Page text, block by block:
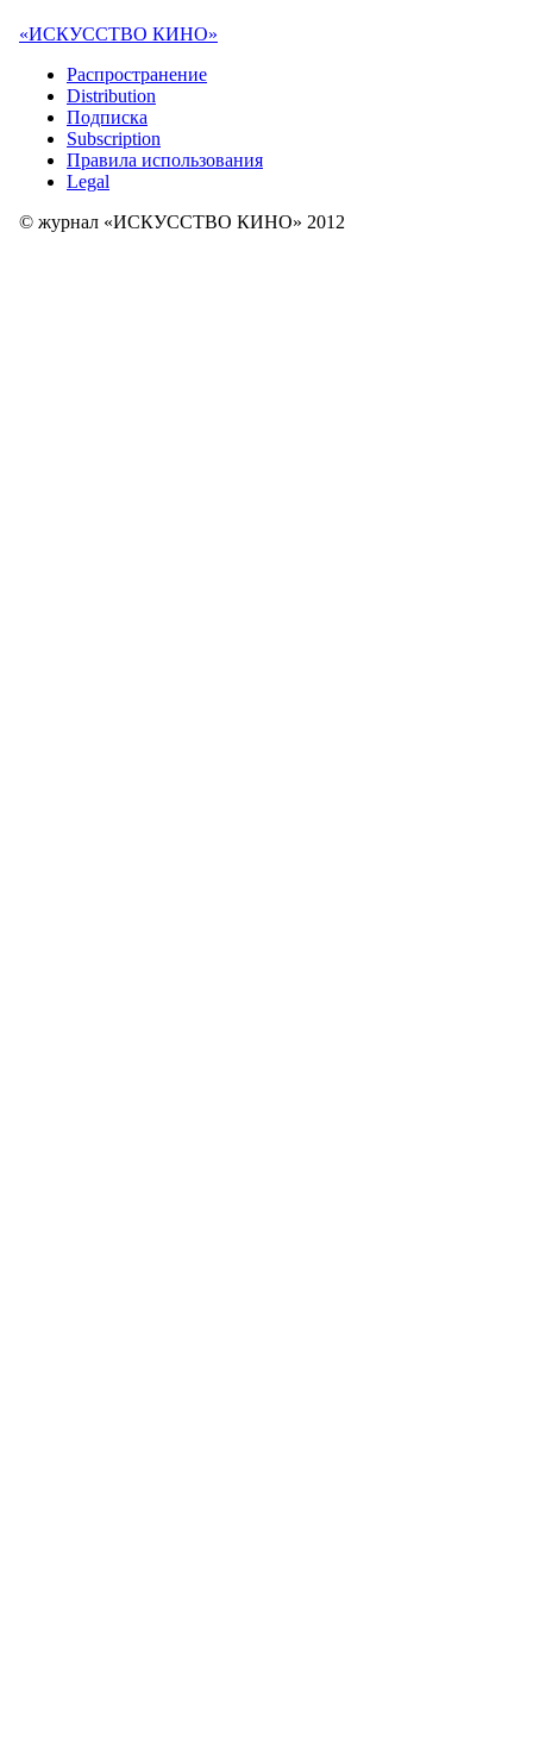
«ИСКУССТВО КИНО»
Распространение
Distribution
Подписка
Subscription
Правила использования
Legal
© журнал «ИСКУССТВО КИНО» 2012